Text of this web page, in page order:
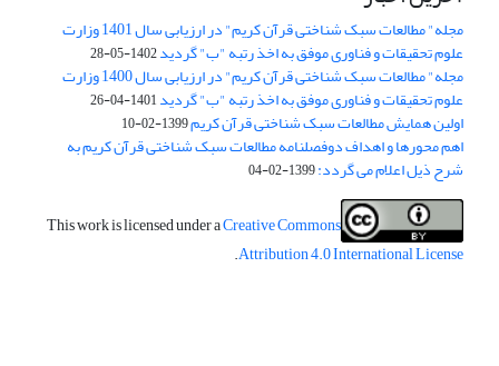
مجله" مطالعات سبک شناختی قرآن کریم" در ارزیابی سال 1401 وزارت
علوم تحقیقات و فناوری موفق به اخذ رتبه "ب" گردید1402-05-28
مجله" مطالعات سبک شناختی قرآن کریم" در ارزیابی سال 1400 وزارت
علوم تحقیقات و فناوری موفق به اخذ رتبه "ب" گردید1401-04-26
اولین همایش مطالعات سبک شناختی قرآن کریم1399-02-10
اهم محورها و اهداف دوفصلنامه مطالعات سبک شناختی قرآن کریم به
شرح ذیل اعلام می گردد:1399-02-04
This work is licensed under aCreative Commons
Attribution 4.0 International License
.